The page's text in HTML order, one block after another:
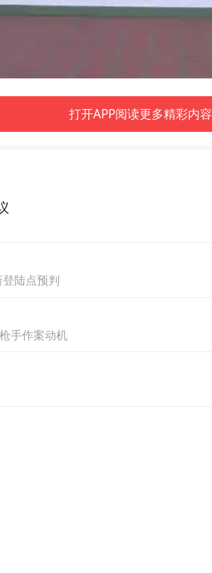
打开APP阅读更多精彩内容
陆点预判
手作案动机